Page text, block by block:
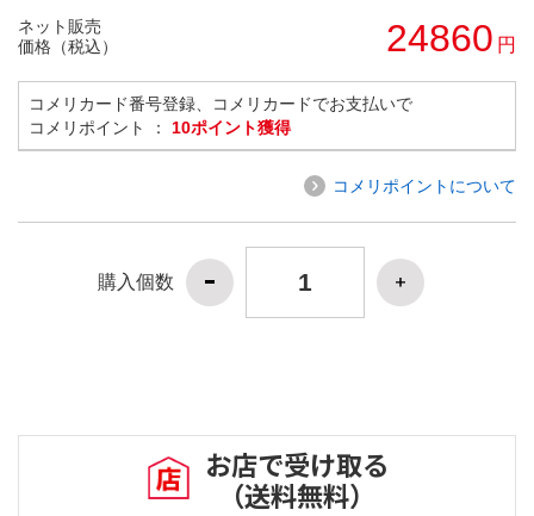
ネット販売
価格（税込）
24860 円
コメリカード番号登録、コメリカードでお支払いで
コメリポイント ： 10ポイント獲得
コメリポイントについて
購入個数
お店で受け取る
（送料無料）